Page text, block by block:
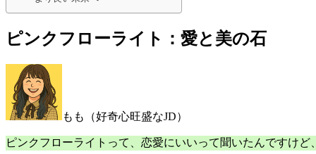
ピンクフローライト：愛と美の石
もも（好奇心旺盛なJD）
ピンクフローライトって、恋愛にいいって聞いたんですけど